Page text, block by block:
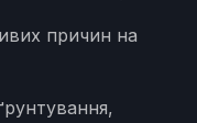
причин на